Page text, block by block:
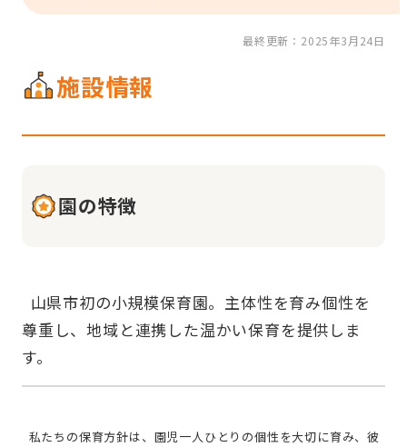
最終更新：2025年3月24日
施設情報
園の特徴
尊重し、地域と連携した温かい保育を提供しま